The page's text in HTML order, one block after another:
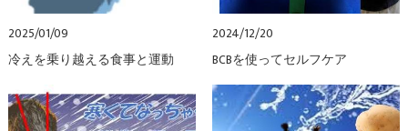
2025/01/09
冷えを乗り越える食事と運動
2024/12/20
BCBを使ってセルフケア